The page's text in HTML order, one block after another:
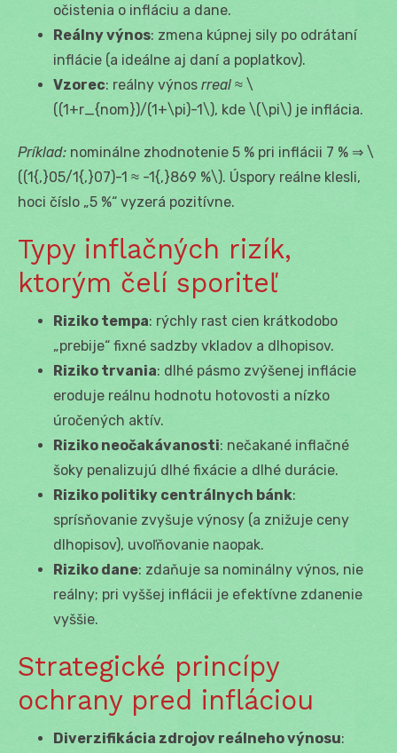
očistenia o infláciu a dane.
Reálny výnos: zmena kúpnej sily po odrátaní
inflácie (a ideálne aj daní a poplatkov).
Vzorec: reálny výnos rreal ≈ \
((1+r_{nom})/(1+\pi)-1\), kde \(\pi\) je inflácia.
Príklad: nominálne zhodnotenie 5 % pri inflácii 7 % ⇒ \
((1{,}05/1{,}07)-1 ≈ -1{,}869 %\). Úspory reálne klesli,
hoci číslo „5 %“ vyzerá pozitívne.
Typy inflačných rizík,
ktorým čelí sporiteľ
Riziko tempa: rýchly rast cien krátkodobo
„prebije“ fixné sadzby vkladov a dlhopisov.
Riziko trvania: dlhé pásmo zvýšenej inflácie
eroduje reálnu hodnotu hotovosti a nízko
úročených aktív.
Riziko neočakávanosti: nečakané inflačné
šoky penalizujú dlhé fixácie a dlhé durácie.
Riziko politiky centrálnych bánk:
sprísňovanie zvyšuje výnosy (a znižuje ceny
dlhopisov), uvoľňovanie naopak.
Riziko dane: zdaňuje sa nominálny výnos, nie
reálny; pri vyššej inflácii je efektívne zdanenie
vyššie.
Strategické princípy
ochrany pred infláciou
Diverzifikácia zdrojov reálneho výnosu: